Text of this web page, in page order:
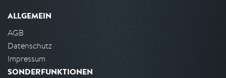
ALLGEMEIN
AGB
Datenschutz
Impressum
SONDERFUNKTIONEN